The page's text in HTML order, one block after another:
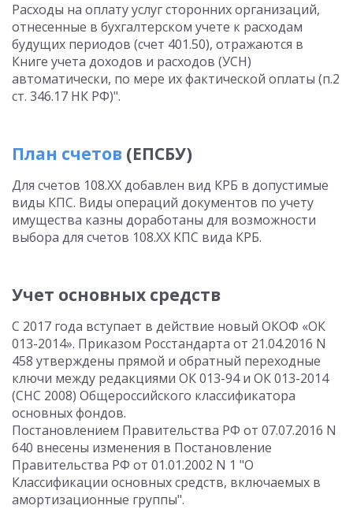
Расходы на оплату услуг сторонних организаций,
отнесенные в бухгалтерском учете к расходам
будущих периодов (счет 401.50), отражаются в
Книге учета доходов и расходов (УСН)
автоматически, по мере их фактической оплаты (п.2
ст. 346.17 НК РФ)".
План счетов (ЕПСБУ)
Для счетов 108.ХХ добавлен вид КРБ в допустимые
виды КПС. Виды операций документов по учету
имущества казны доработаны для возможности
выбора для счетов 108.ХХ КПС вида КРБ.
Учет основных средств
С 2017 года вступает в действие новый ОКОФ «ОК
013-2014». Приказом Росстандарта от 21.04.2016 N
458 утверждены прямой и обратный переходные
ключи между редакциями ОК 013-94 и ОК 013-2014
(СНС 2008) Общероссийского классификатора
основных фондов.
Постановлением Правительства РФ от 07.07.2016 N
640 внесены изменения в Постановление
Правительства РФ от 01.01.2002 N 1 "О
Классификации основных средств, включаемых в
амортизационные группы".